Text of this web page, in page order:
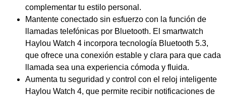
complementar tu estilo personal.
Mantente conectado sin esfuerzo con la función de
llamadas telefónicas por Bluetooth. El smartwatch
Haylou Watch 4 incorpora tecnología Bluetooth 5.3,
que ofrece una conexión estable y clara para que cada
llamada sea una experiencia cómoda y fluida.
Aumenta tu seguridad y control con el reloj inteligente
Haylou Watch 4, que permite recibir notificaciones de